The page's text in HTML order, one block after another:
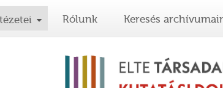
Rólunk Keresés